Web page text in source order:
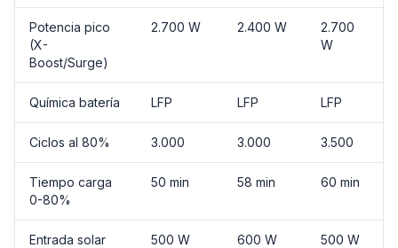
Potencia pico
(X-
Boost/Surge)
2.700 W 2.400 W
2.700
W
Química batería LFP LFP LFP
Ciclos al 80% 3.000 3.000 3.500
Tiempo carga
0-80%
50 min 58 min 60 min
Entrada solar
500 W 600 W 500 W